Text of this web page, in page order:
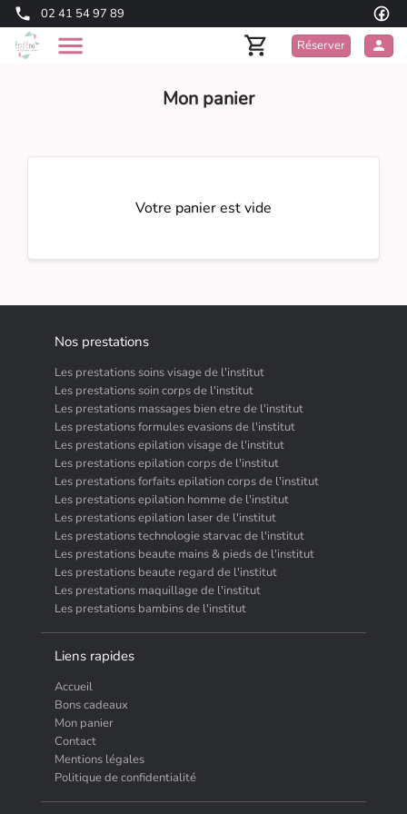
02 41 54 97 89
Réserver
Mon panier
Votre panier est vide
Nos prestations
Les prestations soins visage de l'institut
Les prestations soin corps de l'institut
Les prestations massages bien etre de l'institut
Les prestations formules evasions de l'institut
Les prestations epilation visage de l'institut
Les prestations epilation corps de l'institut
Les prestations forfaits epilation corps de l'institut
Les prestations epilation homme de l'institut
Les prestations epilation laser de l'institut
Les prestations technologie starvac de l'institut
Les prestations beaute mains & pieds de l'institut
Les prestations beaute regard de l'institut
Les prestations maquillage de l'institut
Les prestations bambins de l'institut
Liens rapides
Accueil
Bons cadeaux
Mon panier
Contact
Mentions légales
Politique de confidentialité